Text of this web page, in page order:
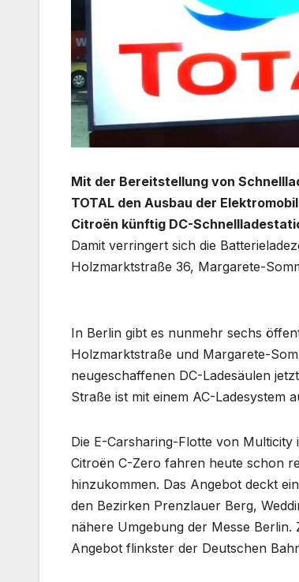
Mit der Bereitstellung von
TOTAL den Ausbau der
Citroën künftig DC-
Damit verringert sich die
Holzmarktstraße 36, Margarete-
In Berlin gibt es nunmehr sechs
Holzmarktstraße und Margarete-
neugeschaffenen DC-Ladesäulen
Straße ist mit einem AC-Ladesystem
Die E-Carsharing-Flotte von
Citroën C-Zero fahren heute schon
hinzukommen. Das Angebot deckt
den Bezirken Prenzlauer Berg,
nähere Umgebung der Messe
Angebot flinkster der Deutschen